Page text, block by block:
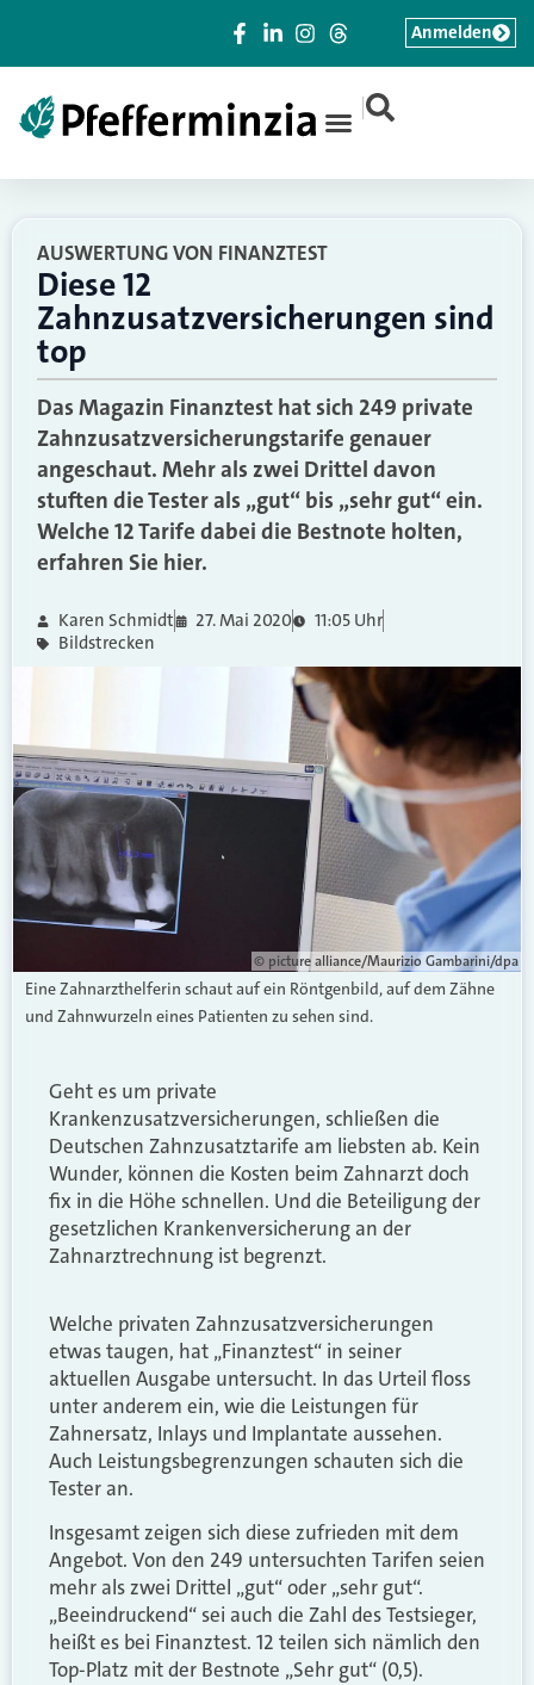
|
Anmelden
AUSWERTUNG VON FINANZTEST
Diese 12
Zahnzusatzversicherungen sind
top
Das Magazin Finanztest hat sich 249 private
Zahnzusatzversicherungstarife genauer
angeschaut. Mehr als zwei Drittel davon
stuften die Tester als „gut“ bis „sehr gut“ ein.
Welche 12 Tarife dabei die Bestnote holten,
erfahren Sie hier.
Karen Schmidt 27. Mai 2020
11:05 Uhr
Bildstrecken
© picture alliance/Maurizio Gambarini/dpa
Eine Zahnarzthelferin schaut auf ein Röntgenbild, auf dem Zähne
und Zahnwurzeln eines Patienten zu sehen sind.
Geht es um private
Krankenzusatzversicherungen, schließen die
Deutschen Zahnzusatztarife am liebsten ab. Kein
Wunder, können die Kosten beim Zahnarzt doch
fix in die Höhe schnellen. Und die Beteiligung der
gesetzlichen Krankenversicherung an der
Zahnarztrechnung ist begrenzt.
Welche privaten Zahnzusatzversicherungen
etwas taugen, hat „Finanztest“ in seiner
aktuellen Ausgabe untersucht. In das Urteil floss
unter anderem ein, wie die Leistungen für
Zahnersatz, Inlays und Implantate aussehen.
Auch Leistungsbegrenzungen schauten sich die
Tester an.
Insgesamt zeigen sich diese zufrieden mit dem
Angebot. Von den 249 untersuchten Tarifen seien
mehr als zwei Drittel „gut“ oder „sehr gut“.
„Beeindruckend“ sei auch die Zahl des Testsieger,
heißt es bei Finanztest. 12 teilen sich nämlich den
Top-Platz mit der Bestnote „Sehr gut“ (0,5).